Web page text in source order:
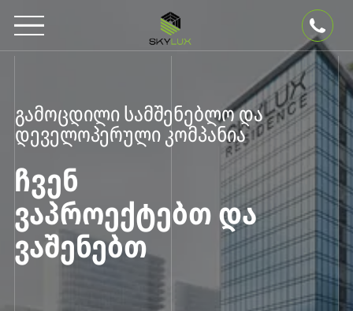
გამოცდილი სამშენებლო და
დეველოპერული კომპანია
ᲩᲕᲔᲜ
ᲕᲐᲞᲠᲝᲔᲥᲢᲔᲑᲗ ᲓᲐ
ᲕᲐᲨᲔᲜᲔᲑᲗ